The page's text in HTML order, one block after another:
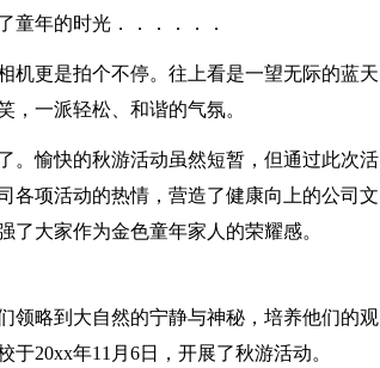
童年的时光．．．．．．
机更是拍个不停。往上看是一望无际的蓝天
，一派轻松、和谐的气氛。
。愉快的秋游活动虽然短暂，但通过此次活
各项活动的热情，营造了健康向上的公司文
大家作为金色童年家人的荣耀感。
领略到大自然的宁静与神秘，培养他们的观
20xx年11月6日，开展了秋游活动。